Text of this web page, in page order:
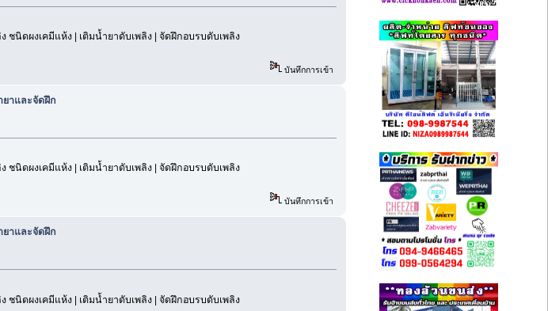
ชนิดผงเคมีแห้ง | เติมน้ำยาดับเพลิง | จัดฝึกอบรบดับเพลิง
บันทึกการเข้า
ยาและจัดฝึก
ชนิดผงเคมีแห้ง | เติมน้ำยาดับเพลิง | จัดฝึกอบรบดับเพลิง
บันทึกการเข้า
ยาและจัดฝึก
ชนิดผงเคมีแห้ง | เติมน้ำยาดับเพลิง | จัดฝึกอบรบดับเพลิง